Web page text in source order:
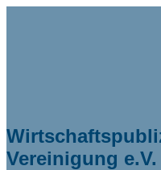
Vereinigung